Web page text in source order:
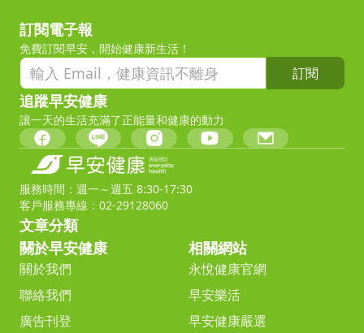
訂閱電子報
免費訂閱早安，開始健康新生活！
訂閱
追蹤早安健康
讓一天的生活充滿了正能量和健康的動力
服務時間：週一～週五 8:30-17:30
客戶服務專線：02-29128060
文章分類
關於早安健康
關於我們
聯絡我們
廣告刊登
相關網站
永悅健康官網
早安樂活
早安健康嚴選